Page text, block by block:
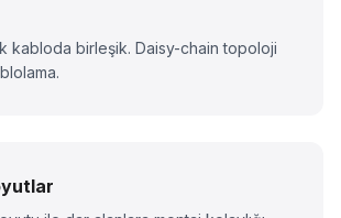
kabloda birleşik. Daisy-chain topoloji